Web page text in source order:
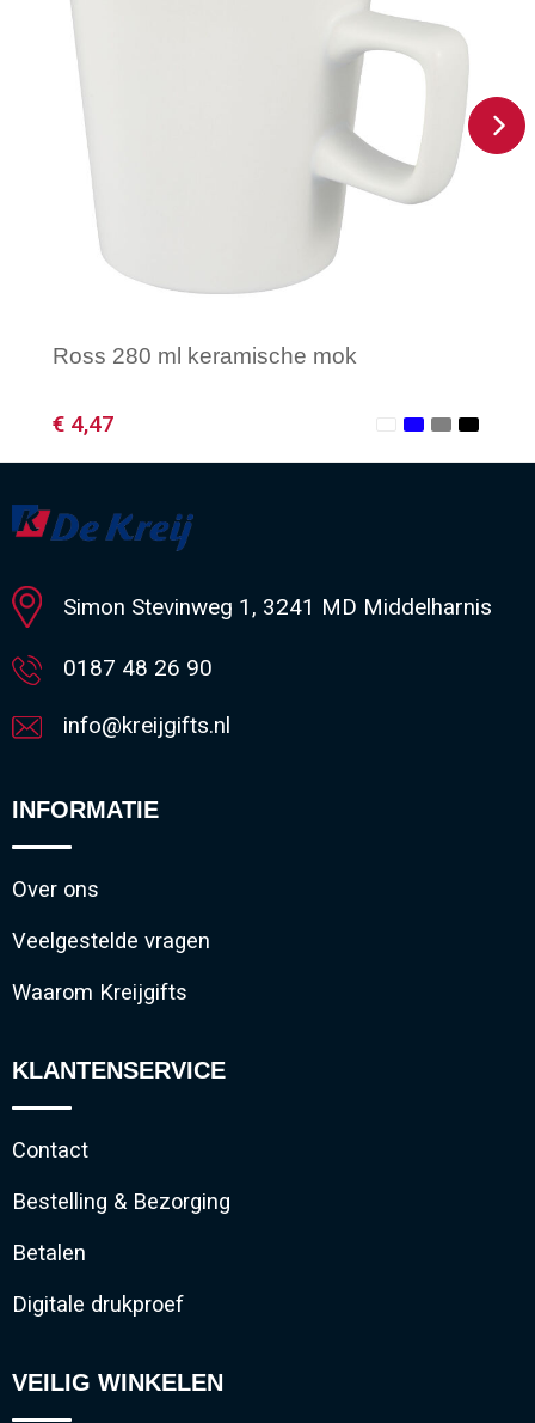
Ross 280 ml keramische mok
€ 4,47
Minimale afname: 1
Simon Stevinweg 1, 3241 MD Middelharnis
0187 48 26 90
info@kreijgifts.nl
INFORMATIE
Over ons
Veelgestelde vragen
Waarom Kreijgifts
KLANTENSERVICE
Contact
Bestelling & Bezorging
Betalen
Digitale drukproef
VEILIG WINKELEN